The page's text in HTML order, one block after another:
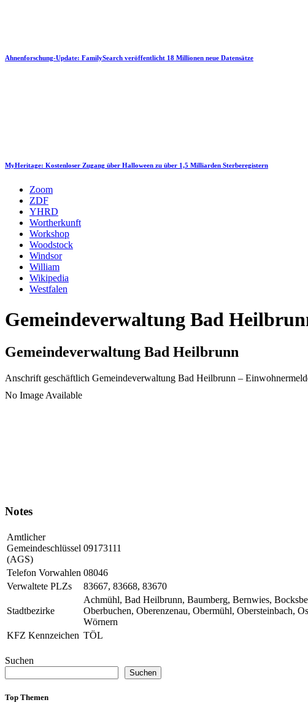
Ahnenforschung-Update: FamilySearch veröffentlicht 18 Millionen neue Datensätze
MyHeritage: Kostenloser Zugang über Halloween zu über 1,5 Milliarden Sterberegistern
Zoom
ZDF
YHRD
Wortherkunft
Workshop
Woodstock
Windsor
William
Wikipedia
Westfalen
Gemeindeverwaltung Bad
Gemeindeverwaltung Bad Heilbrunn
Anschrift geschäftlich Gemeindeverwaltung Bad Heilbrunn –
No Image Available
Notes
Amtlicher
Gemeindeschlüssel
(AGS)
09173111
Telefon Vorwahlen 08046
Verwaltete PLZs
83667, 83668, 83670
Stadtbezirke
Achmühl, Bad Heilbrunn, Baumberg, Bernwies,
Oberbuchen, Oberenzenau, Obermühl, Obersteinbach,
Wörnern
KFZ Kennzeichen TÖL
Suchen
Suchen
Top Themen